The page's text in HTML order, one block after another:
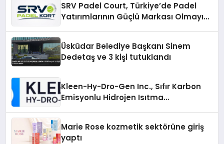
SRV Padel Court, Türkiye’de Padel
Yatırımlarının Güçlü Markası Olmayı
Üsküdar Belediye Başkanı Sinem
Dedetaş ve 3 kişi tutuklandı
Kleen-Hy-Dro-Gen Inc., Sıfır Karbon
Emisyonlu Hidrojen Isıtma
Marie Rose kozmetik sektörüne giriş
yaptı